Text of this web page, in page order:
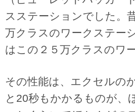
スステーションでした。
万クラスのワークステー
はこの２５万クラスのワ
その性能は、エクセルの
と20秒もかかるものが、